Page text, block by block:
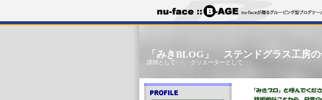
「みきBLOG」 ステンドグラス工房の
講師として･･･ クリエーターとして･･･